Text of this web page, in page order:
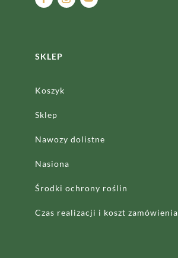
SKLEP
Koszyk
Sklep
Nawozy dolistne
Nasiona
Środki ochrony roślin
Czas realizacji i koszt zamówienia